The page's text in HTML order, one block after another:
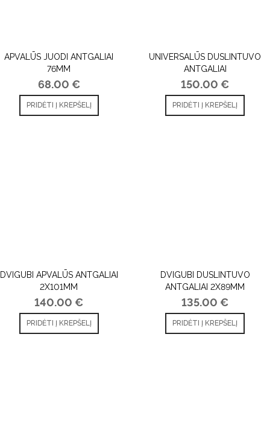
APVALŪS JUODI ANTGALIAI
76MM
68.00 €
PRIDĖTI Į KREPŠELĮ
UNIVERSALŪS DUSLINTUVO
ANTGALIAI
150.00€
PRIDĖTI Į KREPŠELĮ
DVIGUBI APVALŪS ANTGALIAI
2X101MM
140.00€
PRIDĖTI Į KREPŠELĮ
DVIGUBI DUSLINTUVO
ANTGALIAI 2X89MM
135.00€
PRIDĖTI Į KREPŠELĮ